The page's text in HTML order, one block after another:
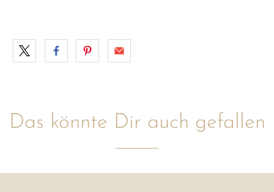
Das könnte Dir auch gefallen